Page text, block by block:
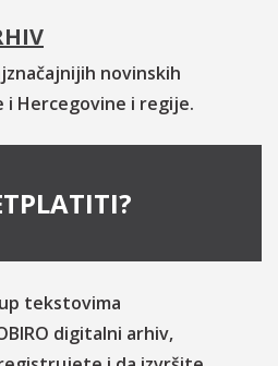
novinskih
i Hercegovine i regije.
tekstovima
digitalni arhiv,